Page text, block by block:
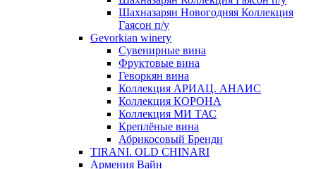
Шахназарян Новогодняя Коллекция
Гаясон п/у
Gevorkian winery
Сувенирные вина
Фруктовые вина
Геворкян вина
Коллекция АРИАЦ. АНАИС
Коллекция КОРОНА
Коллекция МИ ТАС
Креплёные вина
Абрикосовый Бренди
TIRANI. OLD CHINARI
Армения Вайн